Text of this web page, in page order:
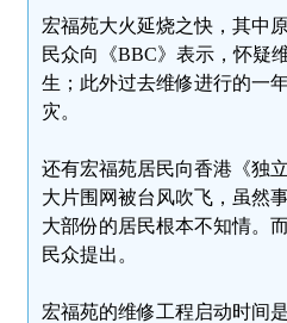
宏福苑大火延烧之快，其中
民众向《BBC》表示，怀疑
生；此外过去维修进行的一
灾。
还有宏福苑居民向香港《独
大片围网被台风吹飞，虽然
大部份的居民根本不知情。
民众提出。
宏福苑的维修工程启动时间